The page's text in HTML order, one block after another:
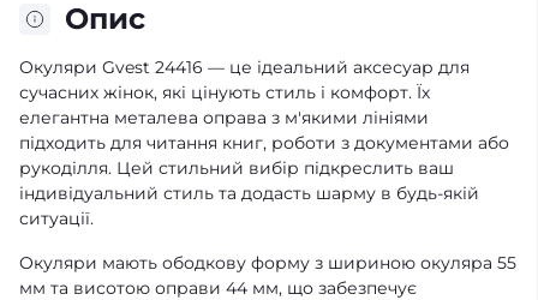
Опис
Окуляри Gvest 24416 — це ідеальний аксесуар для
сучасних жінок, які цінують стиль і комфорт. Їх
елегантна металева оправа з м'якими лініями
підходить для читання книг, роботи з документами або
рукоділля. Цей стильний вибір підкреслить ваш
індивідуальний стиль та додасть шарму в будь-якій
ситуації.
Окуляри мають ободкову форму з шириною окуляра 55
мм та висотою оправи 44 мм, що забезпечує